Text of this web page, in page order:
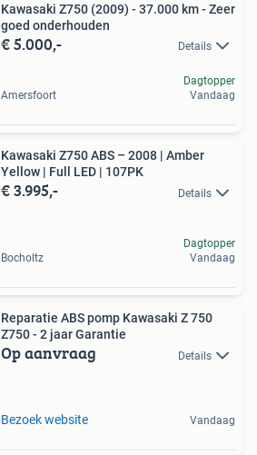
Kawasaki Z750 (2009) - 37.000 km - Zeer
goed onderhouden
€ 5.000,- Details
Amersfoort
Dagtopper
Vandaag
Kawasaki Z750 ABS – 2008 | Amber
Yellow | Full LED | 107PK
€ 3.995,- Details
Bocholtz
Dagtopper
Vandaag
Reparatie ABS pomp Kawasaki Z 750
Z750 - 2 jaar Garantie
Op aanvraag Details
Bezoek website Vandaag